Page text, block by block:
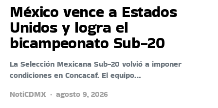
México vence a Estados
Unidos y logra el
bicampeonato Sub-20
La Selección Mexicana Sub-20 volvió a imponer
condiciones en Concacaf. El equipo…
NotiCDMX
agosto 9, 2026